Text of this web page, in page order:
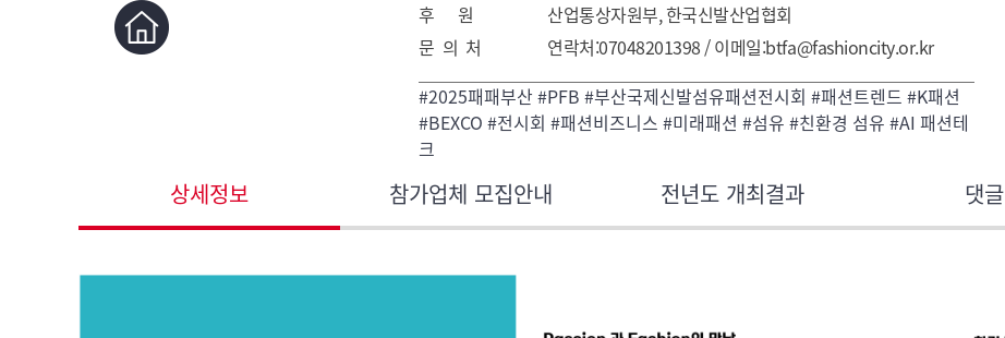
후 원
산업통상자원부, 한국신발산업협회
문 의 처
연락처:07048201398 / 이메일:btfa@fashioncity.or.kr
#2025패패부산 #PFB #부산국제신발섬유패션전시회 #패션트렌드 #K패션
#BEXCO #전시회 #패션비즈니스 #미래패션 #섬유 #친환경 섬유 #AI 패션테
크
상세정보 참가업체 모집안내 전년도 개최결과 댓글